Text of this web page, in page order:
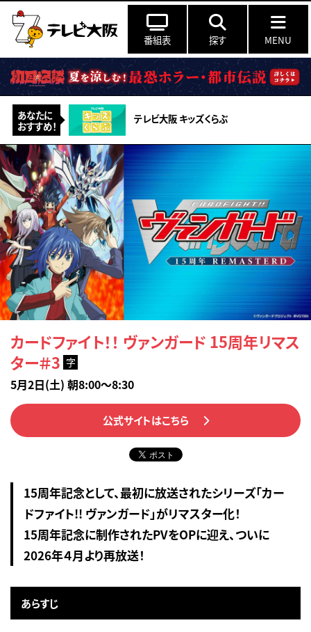
番組表 探す MENU
あなたに
おすすめ！
テレビ大阪 キッズくらぶ
カードファイト！！ ヴァンガード 15周年リマス
ター＃3 字
5月2日(土) 朝8:00～8:30
公式サイトはこちら
15周年記念として、最初に放送されたシリーズ「カー
ドファイト!! ヴァンガード」がリマスター化！
15周年記念に制作されたPVをOPに迎え、ついに
2026年４月より再放送！
あらすじ